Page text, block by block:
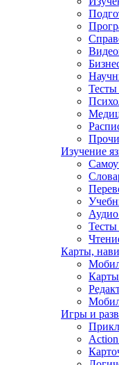
Тесты
Изучение
Карты,
Игры и
Action